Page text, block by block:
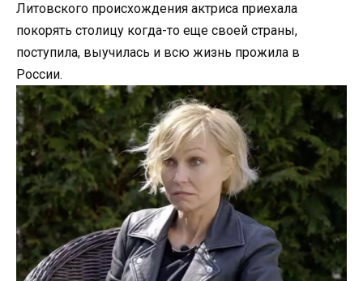
Литовского происхождения актриса приехала
покорять столицу когда-то еще своей страны,
поступила, выучилась и всю жизнь прожила в
России.